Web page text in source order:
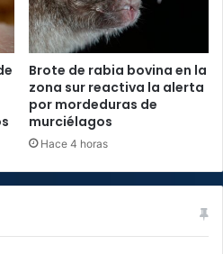
Brote de rabia bovina en la
zona sur reactiva la alerta
por mordeduras de
murciélagos
Hace 4 horas